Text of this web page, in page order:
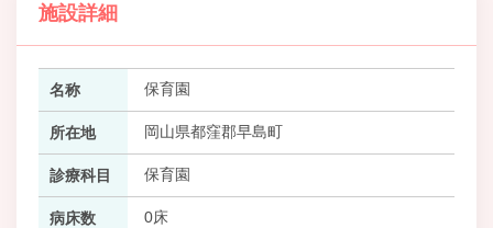
施設詳細
名称 保育園
所在地 岡山県都窪郡早島町
診療科目 保育園
病床数 0床